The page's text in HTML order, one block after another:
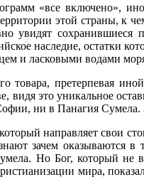
«все включено»,
этой страны, к
увидят
наследие, остатки
и ласковыми водами
товара, претерпевая
это уникальное
ни в Панагия
направляет свои
зачем оказываются
Но Бог, который
мира,